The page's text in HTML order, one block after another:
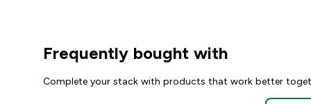
Frequently bought with
Complete your stack with products that work better